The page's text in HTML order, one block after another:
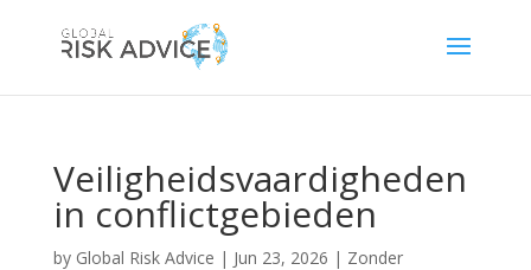
Veiligheidsvaardigheden
in conflictgebieden
by Global Risk Advice | Jun 23, 2026 | Zonder